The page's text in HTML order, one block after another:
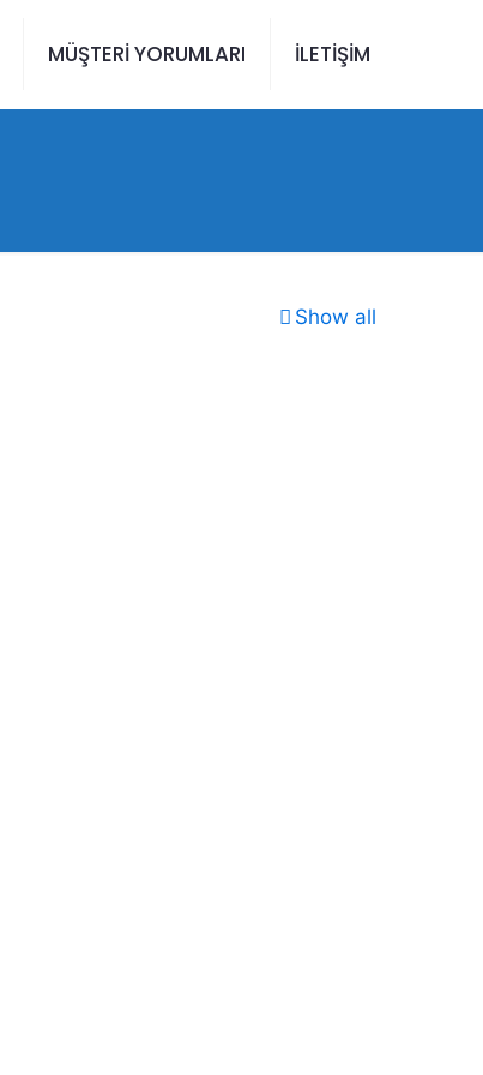
MÜŞTERİ YORUMLARI İLETİŞİM
Show all